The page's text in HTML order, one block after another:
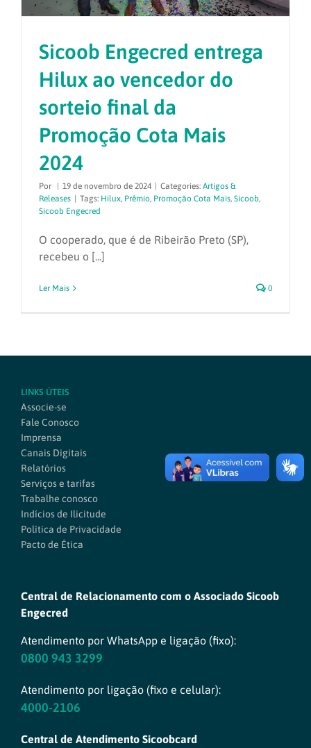
Sicoob Engecred entrega
Hilux ao vencedor do
sorteio final da
Promoção Cota Mais
2024
Por | 19 de novembro de 2024 | Categories: Artigos &
Releases | Tags: Hilux, Prêmio, Promoção Cota Mais, Sicoob,
Sicoob Engecred
O cooperado, que é de Ribeirão Preto (SP),
recebeu o [...]
Ler Mais 0
LINKS ÚTEIS
Associe-se
Fale Conosco
Imprensa
Canais Digitais
Relatórios
Serviços e tarifas
Trabalhe conosco
Indícios de Ilicitude
Política de Privacidade
Pacto de Ética
Central de Relacionamento com o Associado Sicoob
Engecred
Atendimento por WhatsApp e ligação (fixo):
0800 943 3299
Atendimento por ligação (fixo e celular):
4000-2106
Central de Atendimento Sicoobcard